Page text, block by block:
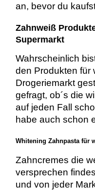
an, bevor du
Zahnweiß
Supermarkt
Wahrscheinlich
den Produkten für
Drogeriemarkt
gefragt, ob´s die
auf jeden Fall
habe auch schon
Whitening Zahnpasta für
Zahncremes die
versprechen
und von jeder